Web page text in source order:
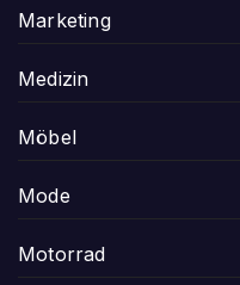
Marketing
Medizin
Möbel
Mode
Motorrad